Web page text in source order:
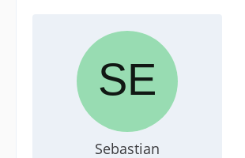
Sebastian